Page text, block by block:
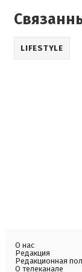
LIFESTYLE
О нас
Редакция
Редакционная
О телеканале